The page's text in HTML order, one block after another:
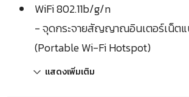
WiFi 802.11b/g/n
- จุดกระจายสัญญาณอินเตอร์เน็ต
(Portable Wi-Fi Hotspot)
แสดงเพิ่มเติม